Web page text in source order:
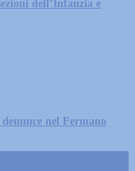
dell’Infanzia e
nel Fermano